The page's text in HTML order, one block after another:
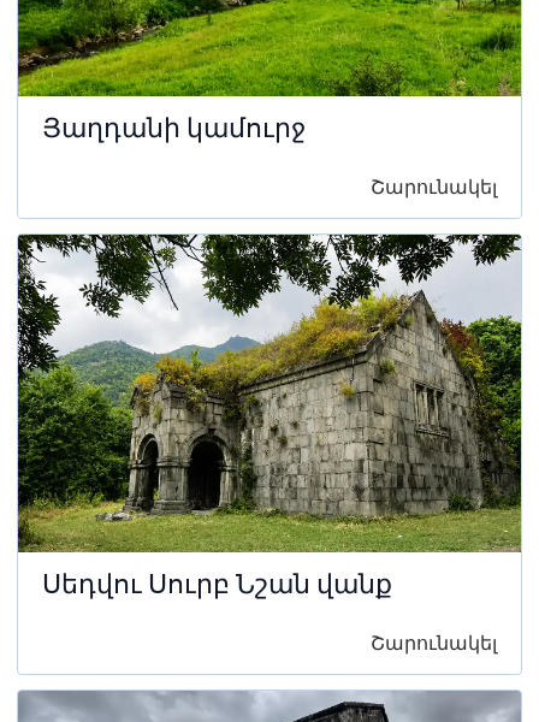
Յաղդանի կամուրջ
Շարունակել
Սեդվու Սուրբ Նշան վանք
Շարունակել